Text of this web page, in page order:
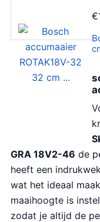
€
GRA 18V2-46 de
heeft een
wat het ideaal
maaihoogte is
zodat je altijd de